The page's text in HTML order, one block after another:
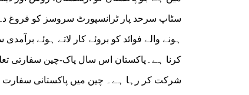
سٹاپ سرحد پار ٹرانسپورٹ سروسز کو
ہونے والے فوائد کو بروئے کار لاتے ہوئے
شرکت کر رہا ہے۔ چین میں پاکستانی سفارت